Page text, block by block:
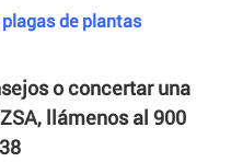
de plantas
o concertar una
llámenos al 900